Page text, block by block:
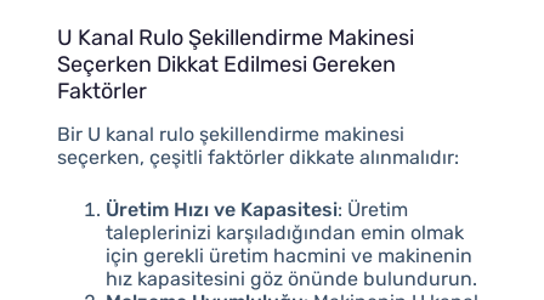
U Kanal Rulo Şekillendirme Makinesi
Seçerken Dikkat Edilmesi Gereken
Faktörler
Bir U kanal rulo şekillendirme makinesi
seçerken, çeşitli faktörler dikkate alınmalıdır:
Üretim Hızı ve Kapasitesi: Üretim
taleplerinizi karşıladığından emin olmak
için gerekli üretim hacmini ve makinenin
hız kapasitesini göz önünde bulundurun.